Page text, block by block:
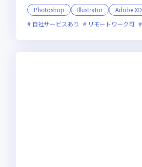
Photoshop
Illustrator Adobe XD
自社サービスあり
リモートワーク可